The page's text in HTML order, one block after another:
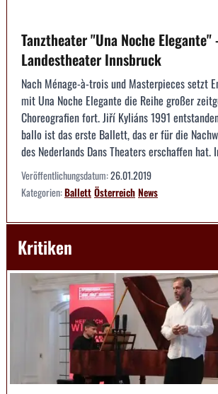
Tanztheater "Una Noche Elegante"
Landestheater Innsbruck
Nach Ménage-à-trois und Masterpieces setzt
mit Una Noche Elegante die Reihe großer
Choreografien fort. Jiří Kyliáns 1991
ballo ist das erste Ballett, das er für die
des Nederlands Dans Theaters erschaffen hat.
Veröffentlichungsdatum:26.01.2019
Kategorien:BallettÖsterreichNews
Kritiken